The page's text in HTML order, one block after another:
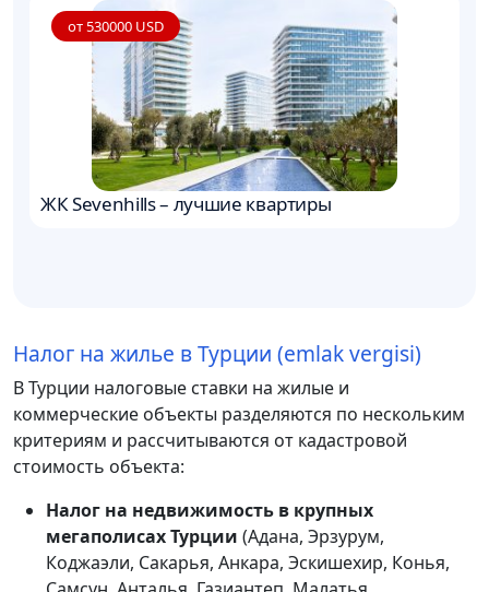
от 530000 USD
ЖК Sevenhills – лучшие квартиры
Налог на жилье в Турции (emlak vergisi)
В Турции налоговые ставки на жилые и
коммерческие объекты разделяются по нескольким
критериям и рассчитываются от кадастровой
стоимость объекта:
Налог на недвижимость в крупных
мегаполисах Турции (Адана, Эрзурум,
Коджаэли, Сакарья, Анкара, Эскишехир, Конья,